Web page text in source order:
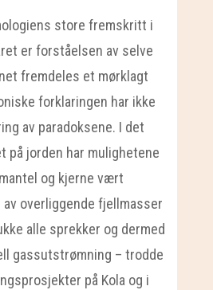
store fremskritt i
er forståelsen av selve
fremdeles et mørklagt
forklaringen har ikke
av paradoksene. I det
på jorden har mulighetene
og kjerne vært
overliggende fjellmasser
alle sprekker og dermed
gassutstrømning – trodde
på Kola og i